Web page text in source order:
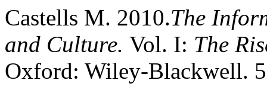
Castells M. 2010.The
and Culture. Vol. I: The
Oxford: Wiley-Blackwell.